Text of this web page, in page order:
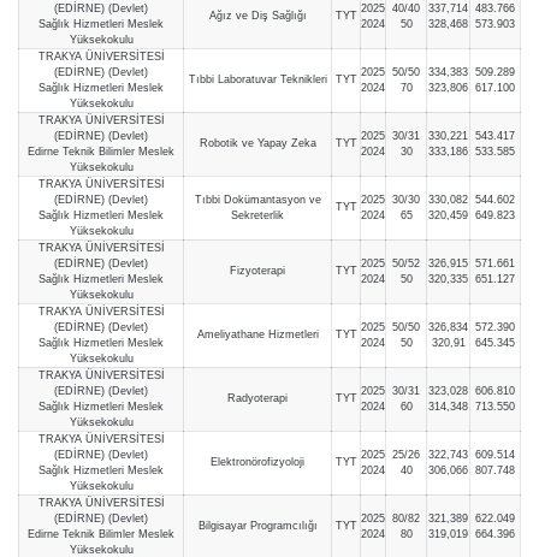
(EDİRNE) (Devlet)
Sağlık Hizmetleri Meslek
Yüksekokulu
Ağız ve Diş Sağlığı TYT
2025
2024
40/40
50
337,714
328,468
483.766
573.903
TRAKYA ÜNİVERSİTESİ
(EDİRNE) (Devlet)
Sağlık Hizmetleri Meslek
Yüksekokulu
Tıbbi Laboratuvar Teknikleri TYT
2025
2024
50/50
70
334,383
323,806
509.289
617.100
TRAKYA ÜNİVERSİTESİ
(EDİRNE) (Devlet)
Edirne Teknik Bilimler Meslek
Yüksekokulu
Robotik ve Yapay Zeka TYT
2025
2024
30/31
30
330,221
333,186
543.417
533.585
TRAKYA ÜNİVERSİTESİ
(EDİRNE) (Devlet)
Sağlık Hizmetleri Meslek
Yüksekokulu
Tıbbi Dokümantasyon ve
Sekreterlik
TYT
2025
2024
30/30
65
330,082
320,459
544.602
649.823
TRAKYA ÜNİVERSİTESİ
(EDİRNE) (Devlet)
Sağlık Hizmetleri Meslek
Yüksekokulu
Fizyoterapi TYT
2025
2024
50/52
50
326,915
320,335
571.661
651.127
TRAKYA ÜNİVERSİTESİ
(EDİRNE) (Devlet)
Sağlık Hizmetleri Meslek
Yüksekokulu
Ameliyathane Hizmetleri TYT
2025
2024
50/50
50
326,834
320,91
572.390
645.345
TRAKYA ÜNİVERSİTESİ
(EDİRNE) (Devlet)
Sağlık Hizmetleri Meslek
Yüksekokulu
Radyoterapi TYT
2025
2024
30/31
60
323,028
314,348
606.810
713.550
TRAKYA ÜNİVERSİTESİ
(EDİRNE) (Devlet)
Sağlık Hizmetleri Meslek
Yüksekokulu
Elektronörofizyoloji TYT
2025
2024
25/26
40
322,743
306,066
609.514
807.748
TRAKYA ÜNİVERSİTESİ
(EDİRNE) (Devlet)
Edirne Teknik Bilimler Meslek
Yüksekokulu
Bilgisayar Programcılığı TYT
2025
2024
80/82
80
321,389
319,019
622.049
664.396